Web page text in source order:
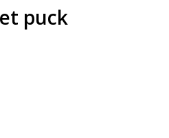
puck